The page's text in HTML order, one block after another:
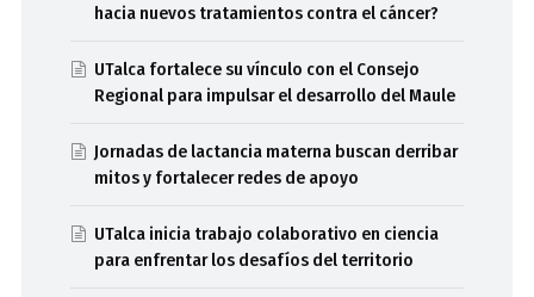
hacia nuevos tratamientos contra el cáncer?
UTalca fortalece su vínculo con el Consejo
Regional para impulsar el desarrollo del Maule
Jornadas de lactancia materna buscan derribar
mitos y fortalecer redes de apoyo
UTalca inicia trabajo colaborativo en ciencia
para enfrentar los desafíos del territorio